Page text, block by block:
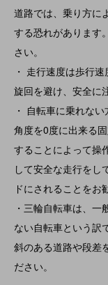
道路では、乗り方に
する恐れがあります
さい。
・ 走行速度は歩行
旋回を避け、安全に
・ 自転車に乗れな
角度を0度に出来る
することによって操
して安全な走行をし
ドにされることをお
・三輪自転車は、
ない自転車という訳
斜のある道路や段差
ださい。